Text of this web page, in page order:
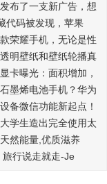
布了一支新广告，想
代码被发现，苹果
荣耀手机，无论是性
明壁纸和壁纸轮播真
卡曝光：面积增加，
墨烯电池手机？华为
备微信功能新起点！
学生造出完全使用太
然能量,优质滋养
旅行说走就走-Je